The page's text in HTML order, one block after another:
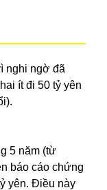
nghi ngờ đã
ít đi 50 tỷ yên
5 năm (từ
báo cáo chứng
yên. Điều này